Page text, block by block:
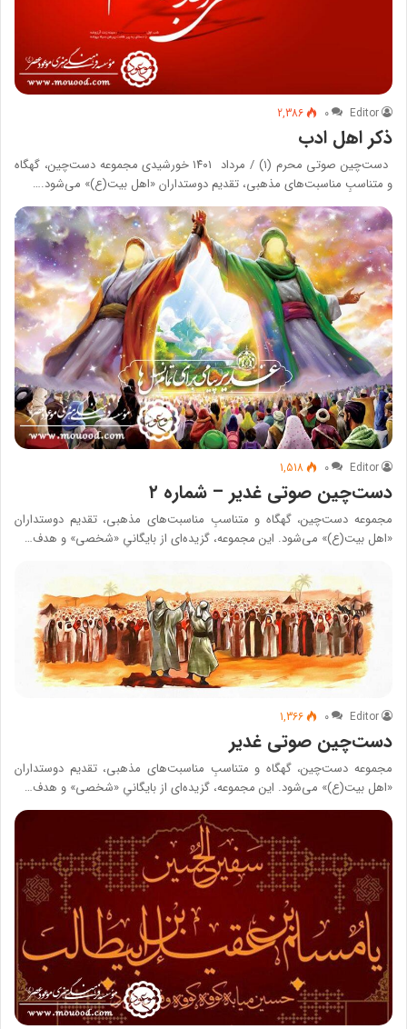
Editor ۰ 2,386
ذکر اهل ادب
دست‌چین صوتی محرم (۱) / مرداد ۱۴۰۱ خورشیدی مجموعه دست‌چین، گهگاه
و متناسبِ مناسبت‌های مذهبی، تقدیم دوستداران «اهل بیت(ع)» می‌شود.…
Editor ۰ 1,518
دست‌چین صوتی غدیر – شماره ۲
مجموعه دست‌چین، گهگاه و متناسبِ مناسبت‌های مذهبی، تقدیم دوستداران
«اهل بیت(ع)» می‌شود. این مجموعه، گزیده‌ای از بایگانیِ «شخصی» و هدف…
Editor ۰ 1,366
دست‌چین صوتی غدیر
مجموعه دست‌چین، گهگاه و متناسبِ مناسبت‌های مذهبی، تقدیم دوستداران
«اهل بیت(ع)» می‌شود. این مجموعه، گزیده‌ای از بایگانیِ «شخصی» و هدف…